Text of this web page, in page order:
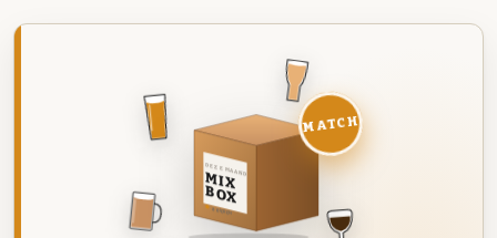
DEZE MAAND
MIX
BOX
8 BIEREN
MATCH